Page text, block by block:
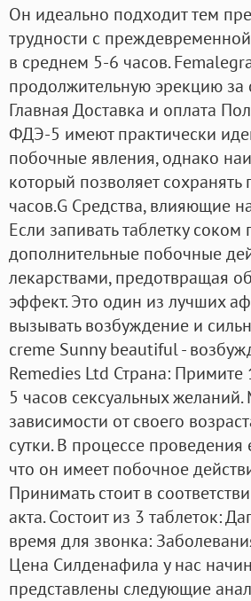
Он идеально подходит тем
трудности с
в среднем 5-6 часов.
продолжительную эрекцию за
Главная Доставка и оплата
ФДЭ-5 имеют практически
побочные явления, однако
который позволяет
часов.G Средства, влияющие
Если запивать таблетку
дополнительные побочные
лекарствами, предотвращая
эффект. Это один из лучших
вызывать возбуждение и
creme Sunny beautiful -
Remedies Ltd Страна:
5 часов сексуальных
зависимости от своего
сутки. В процессе
что он имеет побочное
Принимать стоит в
акта. Состоит из 3 таблеток:
время для звонка:
Цена Силденафила у нас
представлены следующие